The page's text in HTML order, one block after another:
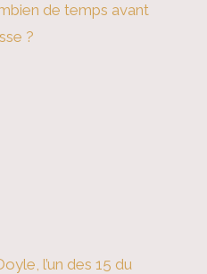
de temps avant
?
l’un des 15 du